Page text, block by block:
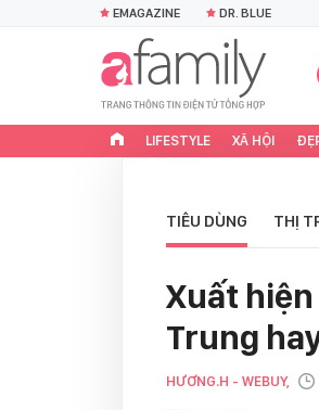
EMAGAZINE DR. BLUE
LIFESTYLE XÃ HỘI
TIÊU DÙNG THỊ
Xuất
Trung
HƯƠNG.H - WEBUY,